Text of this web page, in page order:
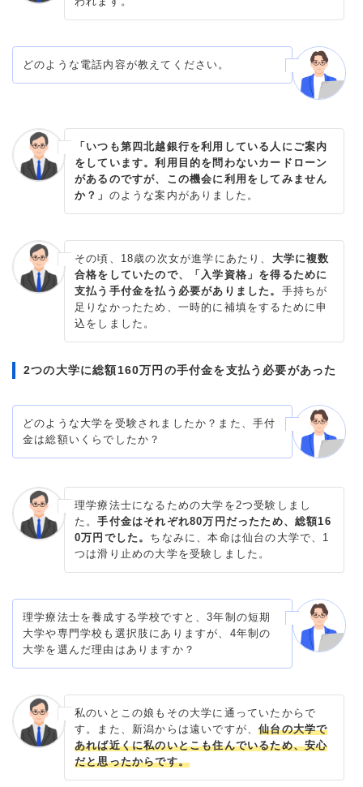
どのような電話内容が教えてください。
「いつも第四北越銀行を利用している人にご案内
をしています。利用目的を問わないカードローン
があるのですが、この機会に利用をしてみません
か？」 のような案内がありました。
その頃、18歳の次女が進学にあたり、 大学に複数
合格をしていたので、「入学資格」を得るために
支払う手付金を払う必要がありました。 手持ちが
足りなかったため、一時的に補填をするために申
込をしました。
2つの大学に総額160万円の手付金を支払う必要があった
どのような大学を受験されましたか？また、手付
金は総額いくらでしたか？
理学療法士になるための大学を2つ受験しまし
た。手付金はそれぞれ80万円だったため、総額16
0万円でした。 ちなみに、本命は仙台の大学で、1
つは滑り止めの大学を受験しました。
理学療法士を養成する学校ですと、3年制の短期
大学や専門学校も選択肢にありますが、4年制の
大学を選んだ理由はありますか？
私のいとこの娘もその大学に通っていたからで
す。また、新潟からは遠いですが、仙台の大学で
あれば近くに私のいとこも住んでいるため、安心
だと思ったからです。